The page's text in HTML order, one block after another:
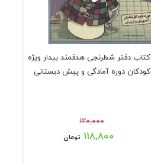
کتاب دفتر شطرنجی هدفمند بیدار ویژه
کودکان دوره آمادگی و پیش دبستانی
۱۲۰,۰۰۰
قیمت اصلی: ۱۲۰,۰۰۰ تومان بود.۱۱۸,۸۰۰ تومان